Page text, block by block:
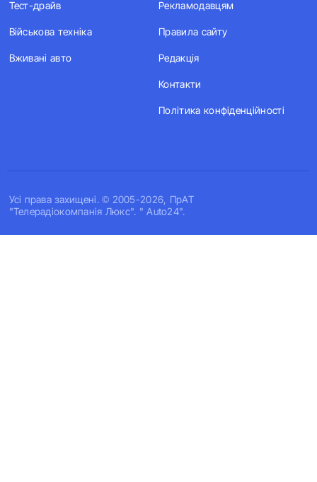
Усi права захищенi. © 2005-2026, ПрАТ
"Телерадіокомпанія Люкс". " Auto24".
Тест-драйв
Військова техніка
Вживані авто
Рекламодавцям
Правила сайту
Редакція
Контакти
Політика конфіденційності